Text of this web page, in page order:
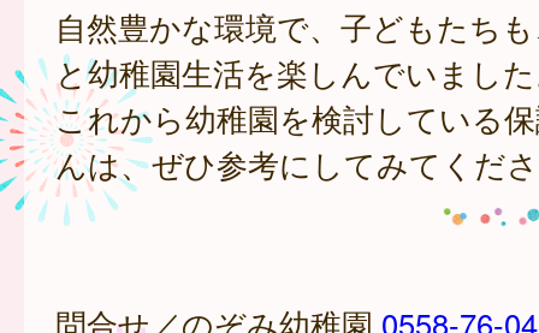
自然豊かな環境で、子どもたち
と幼稚園生活を楽しんでいまし
これから幼稚園を検討している
んは、ぜひ参考にしてみてくだ
問合せ／のぞみ幼稚園 0558-76-